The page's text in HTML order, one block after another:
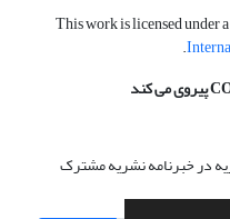
This work is licensed under a
.
در خبرنامه نشریه مشترک